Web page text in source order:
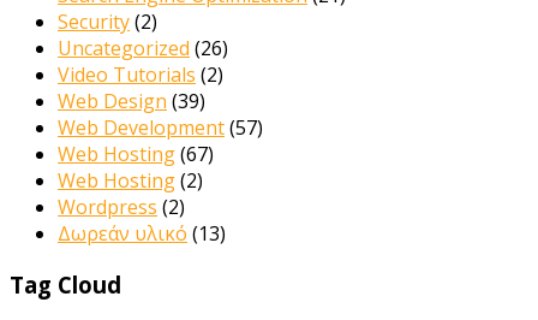
Security(2)
Uncategorized (26)
Video Tutorials (2)
Web Design (39)
Web Development(57)
Web Hosting(67)
Web Hosting(2)
Wordpress (2)
Δωρεάν υλικό (13)
Tag Cloud